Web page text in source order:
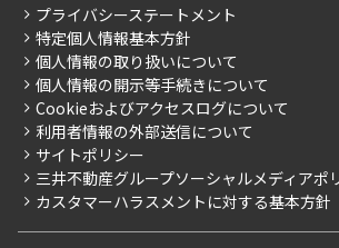
こだわりから探す
こだわり一覧
プレミアムマンション
新築
当社限定（港区・渋谷区）
当社限定（港区・渋谷区以外）
三井不動産企画
ご入居・提携サービス
お部屋探しからご契約まで
よくあるご質問
社宅紹介
【仲介会社様向け】当社仲介事業部取り扱
会社情報
事業案内
採用情報
ニュースリリース
お問い合わせ
プライバシーステートメント
特定個人情報基本方針
個人情報の取り扱いについて
個人情報の開示等手続きについて
Cookieおよびアクセスログについて
利用者情報の外部送信について
サイトポリシー
三井不動産グループソーシャルメディアポ
カスタマーハラスメントに対する基本方針